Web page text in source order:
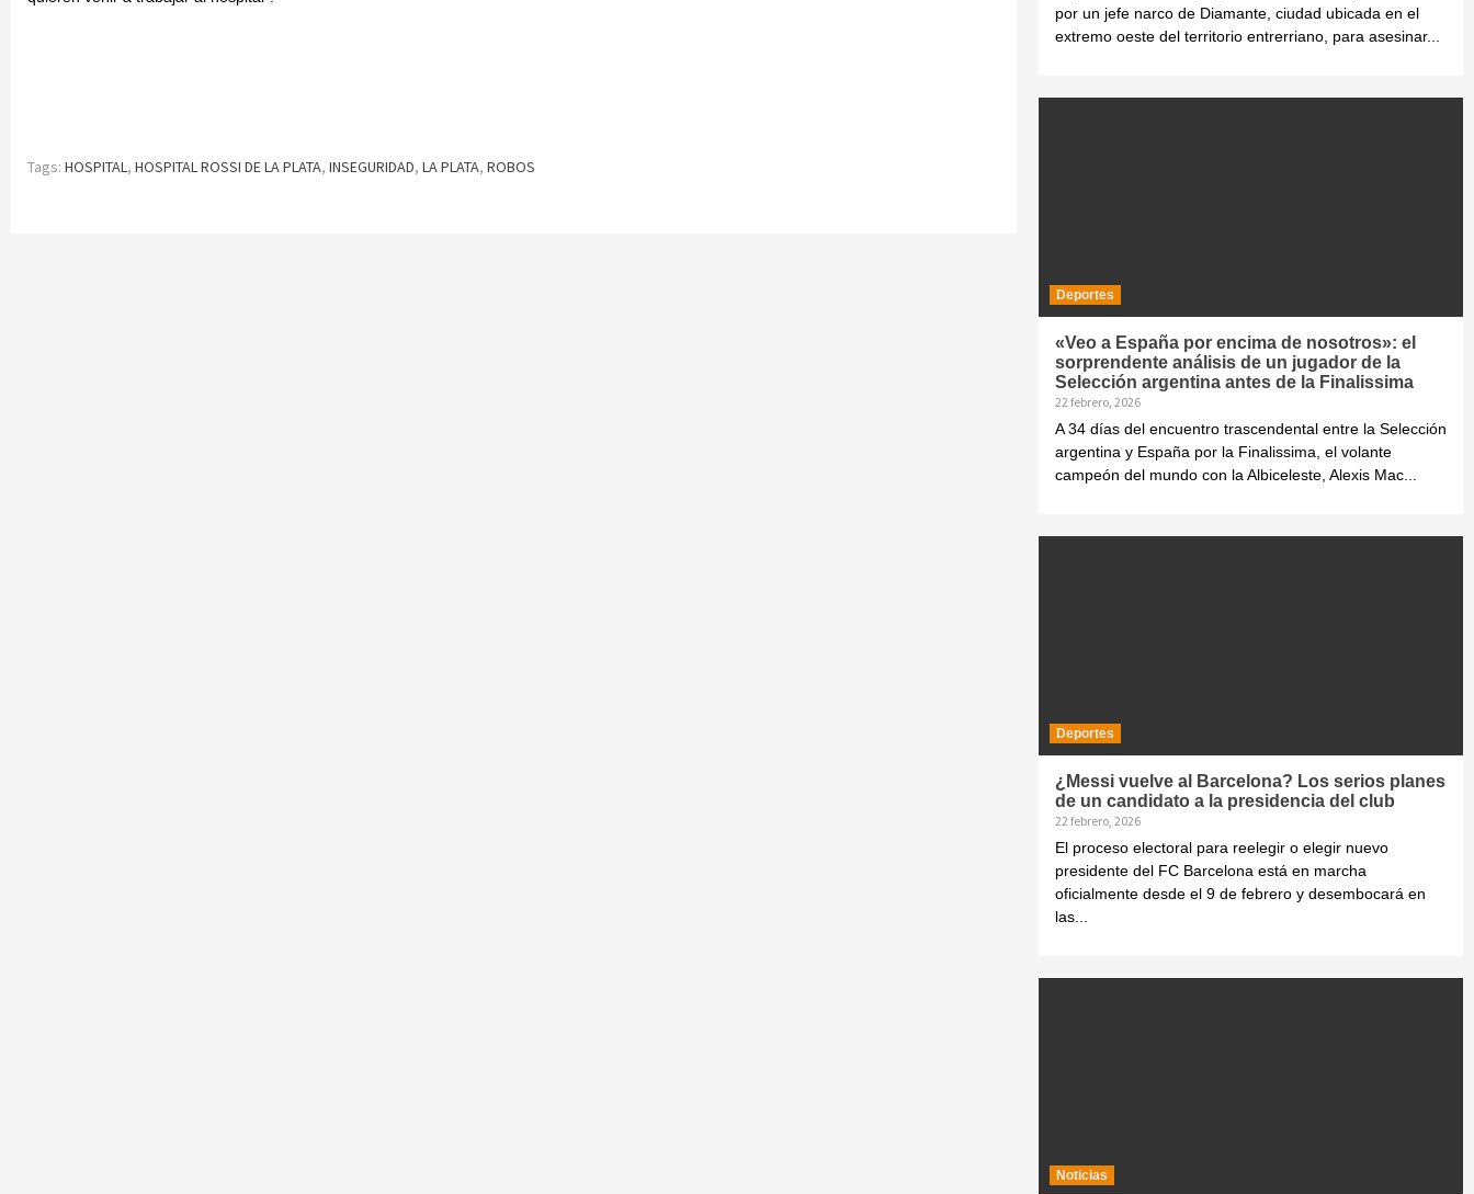
Tags: HOSPITAL, HOSPITAL ROSSI DE LA PLATA, INSEGURIDAD, LA PLATA, ROBOS
por un jefe narco de Diamante, ciudad ubicada en el
extremo oeste del territorio entrerriano, para asesinar...
Deportes
«Veo a España por encima de nosotros»: el
sorprendente análisis de un jugador de la
Selección argentina antes de la Finalissima
22 febrero, 2026
A 34 días del encuentro trascendental entre la Selección
argentina y España por la Finalissima, el volante
campeón del mundo con la Albiceleste, Alexis Mac...
Deportes
¿Messi vuelve al Barcelona? Los serios planes
de un candidato a la presidencia del club
22 febrero, 2026
El proceso electoral para reelegir o elegir nuevo
presidente del FC Barcelona está en marcha
oficialmente desde el 9 de febrero y desembocará en
las...
Noticias